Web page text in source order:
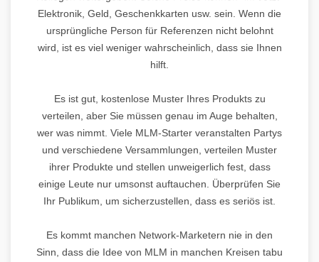
Elektronik, Geld, Geschenkkarten usw. sein. Wenn die
ursprüngliche Person für Referenzen nicht belohnt
wird, ist es viel weniger wahrscheinlich, dass sie Ihnen
hilft.
Es ist gut, kostenlose Muster Ihres Produkts zu
verteilen, aber Sie müssen genau im Auge behalten,
wer was nimmt. Viele MLM-Starter veranstalten Partys
und verschiedene Versammlungen, verteilen Muster
ihrer Produkte und stellen unweigerlich fest, dass
einige Leute nur umsonst auftauchen. Überprüfen Sie
Ihr Publikum, um sicherzustellen, dass es seriös ist.
Es kommt manchen Network-Marketern nie in den
Sinn, dass die Idee von MLM in manchen Kreisen tabu